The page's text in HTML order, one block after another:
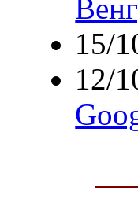
15/
12/